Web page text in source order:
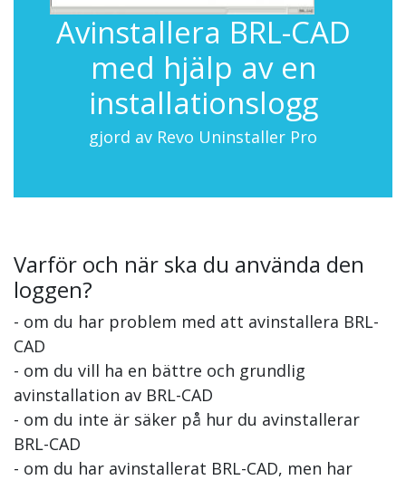
Avinstallera BRL-CAD
med hjälp av en
installationslogg
gjord av Revo Uninstaller Pro
Varför och när ska du använda den
loggen?
- om du har problem med att avinstallera BRL-
CAD
- om du vill ha en bättre och grundlig
avinstallation av BRL-CAD
- om du inte är säker på hur du avinstallerar
BRL-CAD
- om du har avinstallerat BRL-CAD, men har